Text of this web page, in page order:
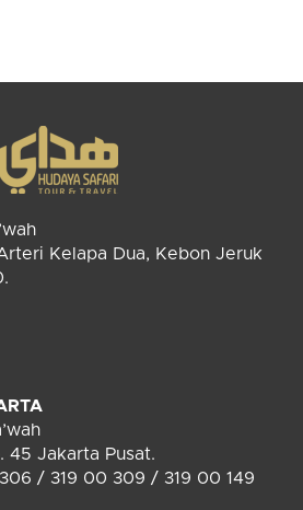
Kelapa Dua, Kebon Jeruk
45 Jakarta Pusat.
/ 319 00 309 / 319 00 149